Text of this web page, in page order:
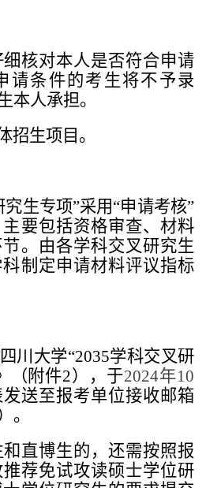
核对本人是否符合申请
请条件的考生将不予录
本人承担。
招生项目。
究生专项”采用“申请考核”
要包括资格审查、材料
。由各学科交叉研究生
制定申请材料评议指标
川大学“2035学科交叉研
（附件2），于2024年10
送至报考单位接收邮箱
。
直博生的，还需按照报
荐免试攻读硕士学位研